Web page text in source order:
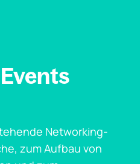
Networking-
zum Aufbau von